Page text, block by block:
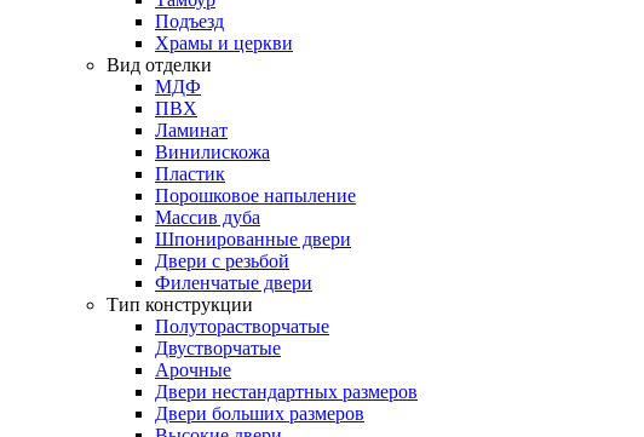
Подъезд
Храмы и церкви
Вид отделки
МДФ
ПВХ
Ламинат
Винилискожа
Пластик
Порошковое напыление
Массив дуба
Шпонированные двери
Двери с резьбой
Филенчатые двери
Тип конструкции
Полуторастворчатые
Двустворчатые
Арочные
Двери нестандартных размеров
Двери больших размеров